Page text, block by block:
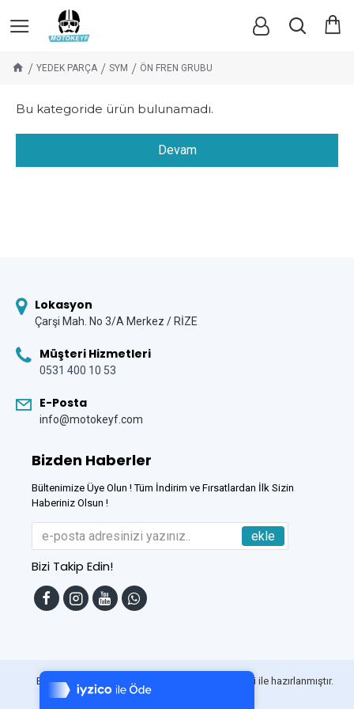
7/24 Canlı Destek
%100 Sorunsuz Alışveriş
YEDEK PARÇA SYM ÖN FREN GRUBU
Bu kategoride ürün bulunamadı.
Devam
Lokasyon
Çarşi Mah. No 3/A Merkez / RİZE
Müşteri Hizmetleri
0531 400 10 53
E-Posta
info@motokeyf.com
Bizden Haberler
Bültenimize Üye Olun ! Tüm İndirim ve Fırsatlardan İlk Sizin
Haberiniz Olsun !
ekle
Bizi Takip Edin!
Bu Site DumanSoft Gelişmiş E-Ticaret sistemleri ile hazırlanmıştır.